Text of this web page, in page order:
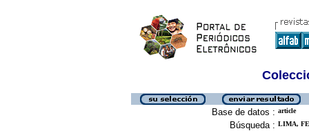
Base de datos : article
Búsqueda : LIMA,